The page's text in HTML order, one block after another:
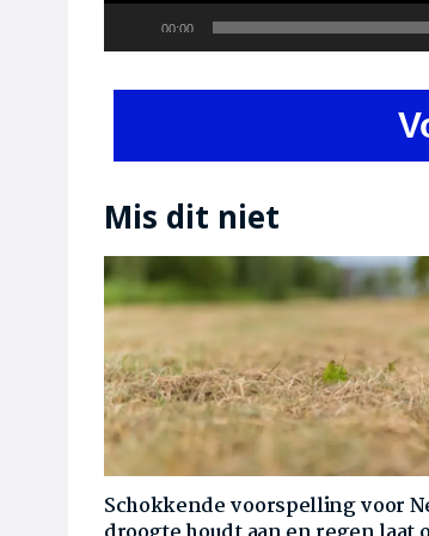
Current
00:00
Mis dit niet
Schokkende voorspelling voor